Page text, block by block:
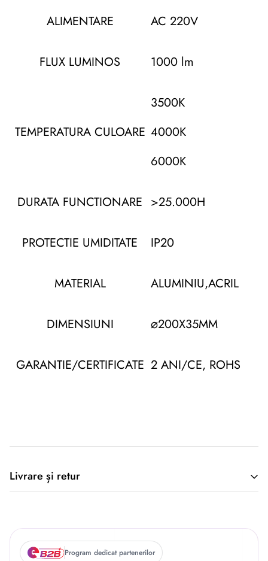
ALIMENTARE AC 220V
FLUX LUMINOS 1000 lm
TEMPERATURA CULOARE
3500K
4000K
6000K
DURATA FUNCTIONARE >25.000H
PROTECTIE UMIDITATE IP20
MATERIAL ALUMINIU,ACRIL
DIMENSIUNI ⌀200X35MM
GARANTIE/CERTIFICATE 2 ANI/CE, ROHS
Livrare și retur
🚚 Politica de Livrare –
Program dedicat partenerilor